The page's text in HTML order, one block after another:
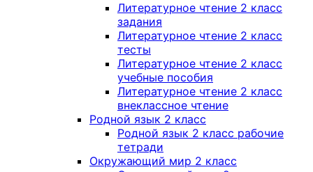
Литературное чтение 2 класс
задания
Литературное чтение 2 класс
тесты
Литературное чтение 2 класс
учебные пособия
Литературное чтение 2 класс
внеклассное чтение
Родной язык 2 класс
Родной язык 2 класс рабочие
тетради
Окружающий мир 2 класс